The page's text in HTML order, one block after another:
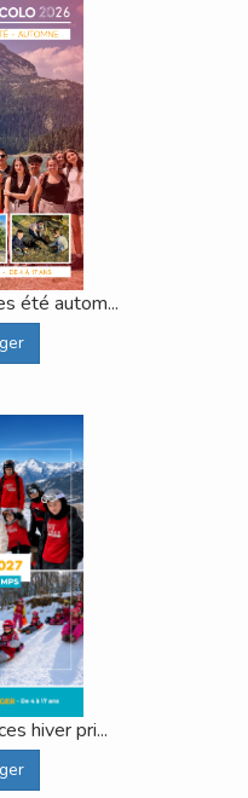
été autom...
hiver pri...